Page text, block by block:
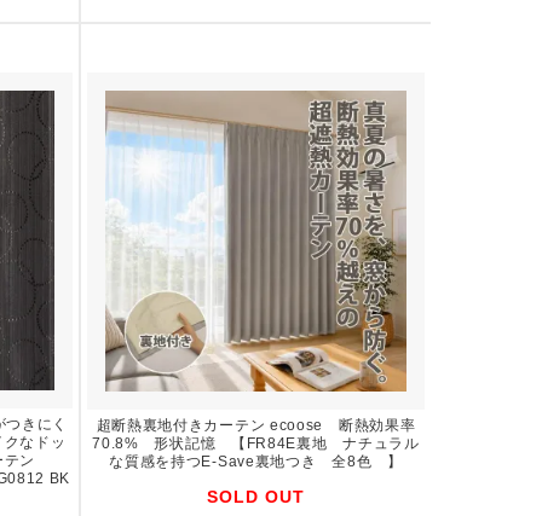
きにく
なドッ
ン
BK
超断熱裏地付きカーテン ecoose 断熱効果率
70.8% 形状記憶 【FR84E裏地 ナチュラル
な質感を持つE-Save裏地つき 全8色 】
SOLD OUT